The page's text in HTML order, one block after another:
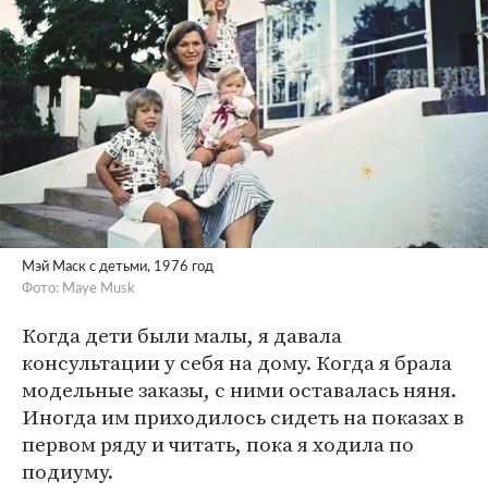
Мэй Маск с детьми, 1976 год
Фото: Maye Musk
Когда дети были малы, я давала
консультации у себя на дому. Когда я брала
модельные заказы, с ними оставалась няня.
Иногда им приходилось сидеть на показах в
первом ряду и читать, пока я ходила по
подиуму.